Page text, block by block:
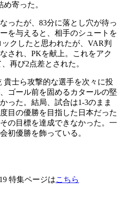
寄った。
ったが、83分に落とし穴が待っ
を与えると、相手のシュートを
クしたと思われたが、VAR判
され、PKを献上。これをアク
再び2点差とされた。
貴士ら攻撃的な選手を次々に投
ゴール前を固めるカタールの堅
った。結局、試合は1-3のまま
目の優勝を目指した日本だった
の目標を達成できなかった。一
初優勝を飾っている。
特集ページはこちら